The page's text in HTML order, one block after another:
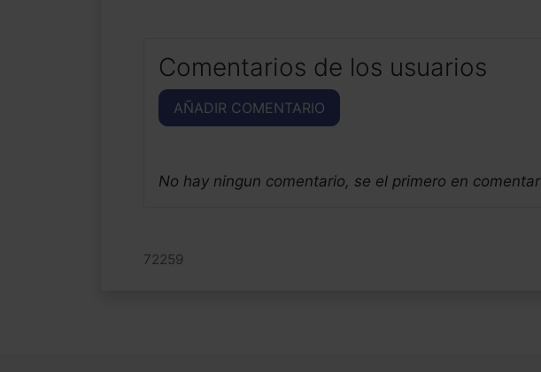
Comentarios de los usuarios
AÑADIR COMENTARIO
No hay ningun comentario, se el primero en comentar
72259